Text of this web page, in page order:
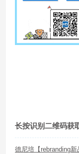
长按识别二维码获
德尼培【rebranding